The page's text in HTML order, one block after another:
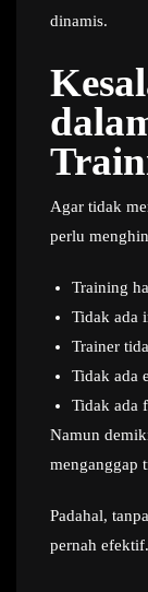
dinamis.
Agar tidak
perlu
Training
Tidak ada
Trainer
Tidak ada
Tidak ada
Namun
menganggap
Padahal,
pernah efektif.